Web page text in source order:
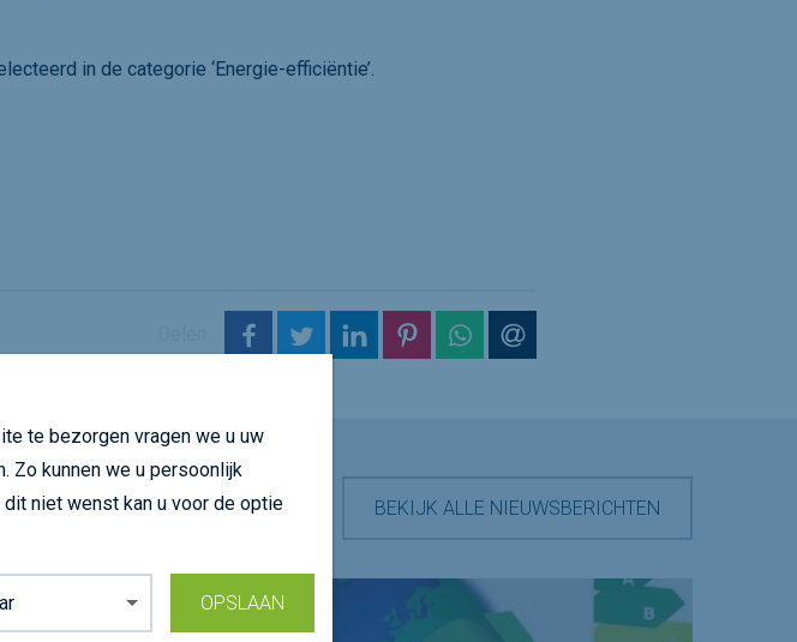
in de categorie ‘Energie-efficiëntie’.
op Facebookop Twitterop LinkedInop Pinterestop WhatsApp
BEKIJK ALLE NIEUWSBERICHTEN
te bezorgen vragen we u uw
Zo kunnen we u persoonlijk
niet wenst kan u voor de optie
OPSLAAN